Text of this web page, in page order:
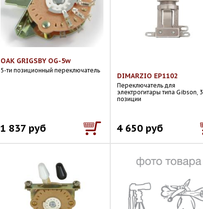
OAK GRIGSBY OG-5w
5-ти позиционный переключатель
1 837 руб
DIMARZIO EP1102
Переключатель для
электрогитары типа Gibson, 3
позиции
4 650 руб